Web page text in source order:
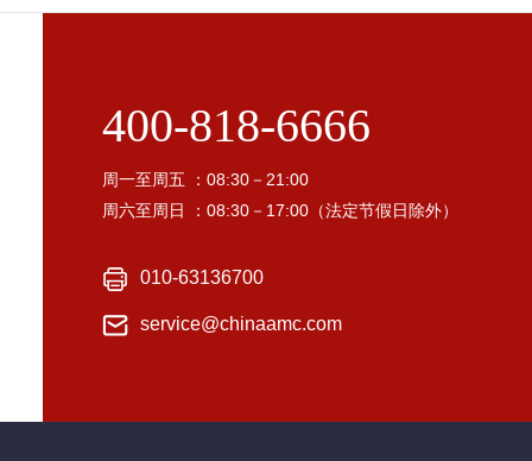
400-818-6666
周一至周五 ：08:30－21:00
周六至周日 ：08:30－17:00（法定节假日除外）
010-63136700
service@chinaamc.com